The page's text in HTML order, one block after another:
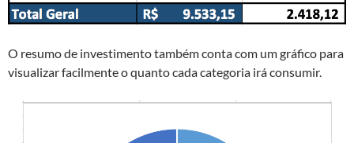
O resumo de investimento também conta com um gráfico para
visualizar facilmente o quanto cada categoria irá consumir.